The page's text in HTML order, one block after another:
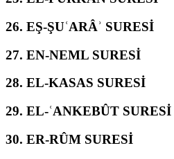
26. EŞ-ŞUʿARÂʾ SURESİ
27. EN-NEML SURESİ
28. EL-KASAS SURESİ
29. EL-ʿANKEBÛT SURESİ
30. ER-RÛM SURESİ